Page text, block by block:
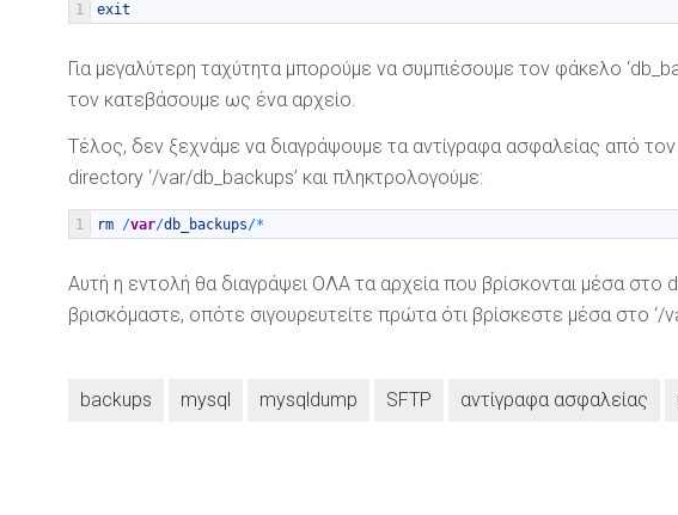
1 exit
Για μεγαλύτερη ταχύτητα μπορούμε να συμπιέσουμε τον φάκελο
τον κατεβάσουμε ως ένα αρχείο.
Τέλος, δεν ξεχνάμε να διαγράψουμε τα αντίγραφα ασφαλείας από
directory ‘/var/db_backups’ και πληκτρολογούμε:
1 rm /var/db_backups/*
Αυτή η εντολή θα διαγράψει ΟΛΑ τα αρχεία που βρίσκονται μέσα στο
βρισκόμαστε, οπότε σιγουρευτείτε πρώτα ότι βρίσκεστε μέσα στο ‘/
backups mysql mysqldump SFTP αντίγραφα ασφαλείας